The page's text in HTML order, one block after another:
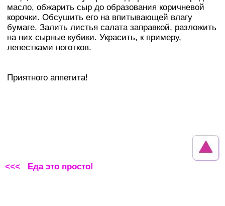
масло, обжарить сыр до образования коричневой
корочки. Обсушить его на впитывающей влагу
бумаге. Залить листья салата заправкой, разложить
на них сырные кубики. Украсить, к примеру,
лепестками ноготков.
Приятного аппетита!
<<< Еда это просто!